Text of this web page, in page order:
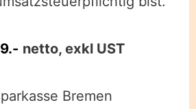
netto, exkl UST
Bremen